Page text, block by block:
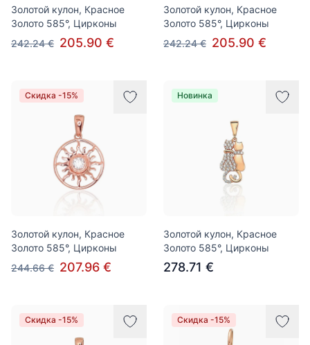
Золотой кулон, Красное
Золото 585°, Цирконы
242.24 € 205.90 €
Золотой кулон, Красное
Золото 585°, Цирконы
242.24 € 205.90 €
Скидка -15%
Золотой кулон, Красное
Золото 585°, Цирконы
244.66 € 207.96 €
Новинка
Золотой кулон, Красное
Золото 585°, Цирконы
278.71 €
Скидка -15% Скидка -15%